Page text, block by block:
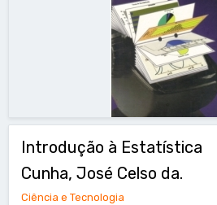
Introdução à Estatística
Cunha, José Celso da.
Ciência e Tecnologia